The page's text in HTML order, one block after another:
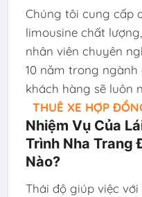
Chúng tôi cung cấp
limousine chất
nhân viên chuyên
10 năm trong ngành
khách hàng sẽ luôn
THUÊ XE HỢP
Nhiệm Vụ Của
Trình Nha Trang
Nào?
Thái độ giúp việc